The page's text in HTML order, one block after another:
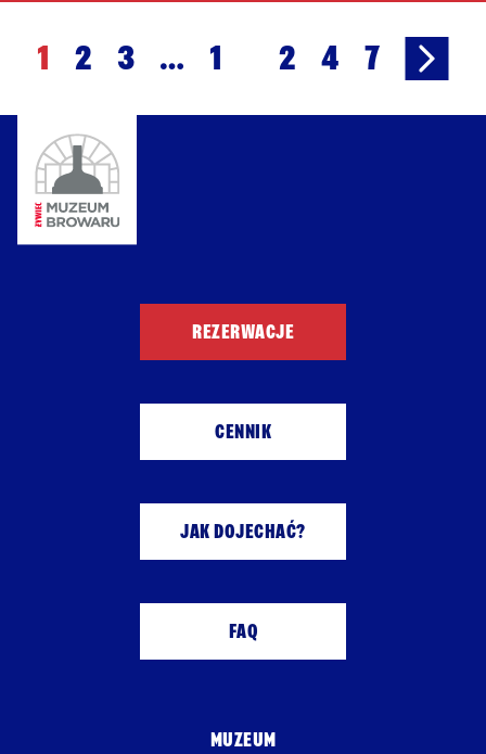
1 2 3 … 1 247
REZERWACJE
CENNIK
JAK DOJECHAĆ?
FAQ
MUZEUM